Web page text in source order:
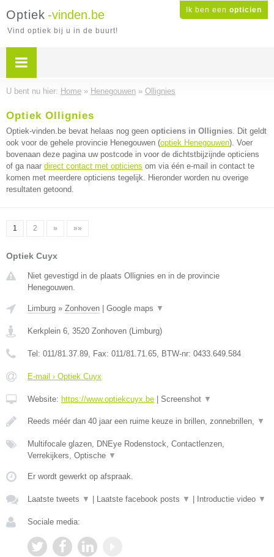
Ik ben een opticien
Optiek -vinden.be
Vind optiek bij u in de buurt!
U bent nu hier: Home » Henegouwen » Ollignies
Optiek Ollignies
Optiek-vinden.be bevat helaas nog geen opticiens in Ollignies. Dit geldt
ook voor de gehele provincie Henegouwen (optiek Henegouwen). Voer
bovenaan deze pagina uw postcode in voor de dichtstbijzijnde opticiens
of ga naar direct contact met opticiens om via één e-mail in contact te
komen met meerdere opticiens tegelijk. Hieronder worden nu overige
resultaten getoond.
1 2 » »»
Optiek Cuyx
Niet gevestigd in de plaats Ollignies en in de provincie
Henegouwen.
Limburg » Zonhoven Google maps ▼
Kerkplein 6, 3520 Zonhoven (Limburg)
Tel: 011/81.37.89, Fax: 011/81.71.65, BTW-nr: 0433.649.584
E-mail › Optiek Cuyx
Website: https://www.optiekcuyx.be Screenshot ▼
Reeds méér dan 40 jaar een ruime keuze in brillen, zonnebrillen, ▼
Multifocale glazen, DNEye Rodenstock, Contactlenzen,
Verrekijkers, Optische ▼
Er wordt gewerkt op afspraak.
Laatste tweets ▼ Laatste facebook posts ▼ Introductie video ▼
Sociale media: